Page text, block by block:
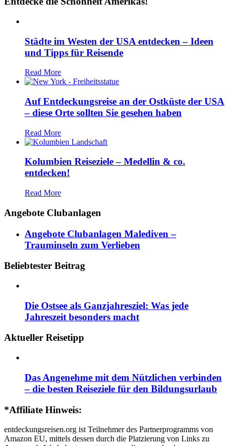
Städte im Westen der USA entdecken – Ideen
und Tipps für Reisende
Read More
Auf Entdeckungsreise an der Ostküste der USA
– diese Orte sollten Sie gesehen haben
Read More
Kolumbien Reiseziele – Medellin & co.
entdecken!
Read More
Angebote Clubanlagen
Angebote Clubanlagen Malediven –
Trauminseln zum Verlieben
Beliebtester Beitrag
Die Ostsee als Ganzjahresziel: Was jede
Jahreszeit besonders macht
Aktueller Reisetipp
Das Angenehme mit dem Nützlichen verbinden
– die besten Reiseziele für den Bildungsurlaub
*Affiliate Hinweis:
entdeckungsreisen.org ist Teilnehmer des Partnerprogramms von
Amazon EU, mittels dessen durch die Platzierung von Links zu